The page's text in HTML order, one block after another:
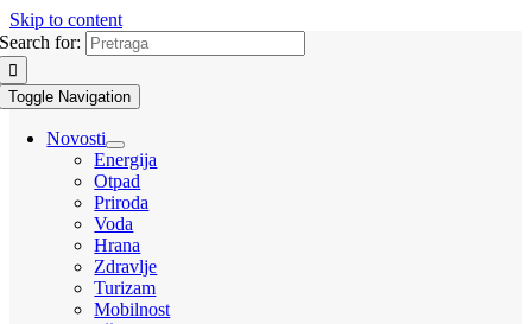
Skip to content
Search for:
Toggle Navigation
Novosti
Energija
Otpad
Priroda
Voda
Hrana
Zdravlje
Turizam
Mobilnost